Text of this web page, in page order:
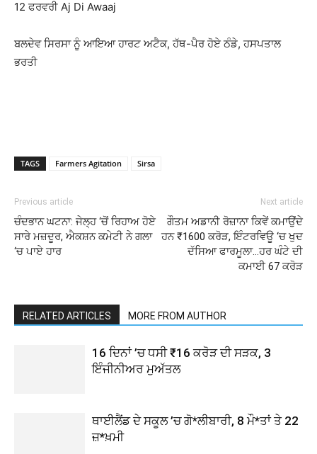
12 ਫਰਵਰੀ Aj Di Awaaj
ਬਲਦੇਵ ਸਿਰਸਾ ਨੂੰ ਆਇਆ ਹਾਰਟ ਅਟੈਕ, ਹੱਥ-ਪੈਰ ਹੋਏ ਠੰਡੇ, ਹਸਪਤਾਲ
ਭਰਤੀ
TAGS Farmers Agitation Sirsa
Previous article
ਚੰਦਭਾਨ ਘਟਨਾ: ਜੇਲ੍ਹ ‘ਚੋਂ ਰਿਹਾਅ ਹੋਏ
ਸਾਰੇ ਮਜ਼ਦੂਰ, ਐਕਸ਼ਨ ਕਮੇਟੀ ਨੇ ਗਲਾ
‘ਚ ਪਾਏ ਹਾਰ
Next article
ਗੌਤਮ ਅਡਾਨੀ ਰੋਜ਼ਾਨਾ ਕਿਵੇਂ ਕਮਾਉਂਦੇ
ਹਨ ₹1600 ਕਰੋੜ, ਇੰਟਰਵਿਊ ‘ਚ ਖੁਦ
ਦੱਸਿਆ ਫਾਰਮੂਲਾ…ਹਰ ਘੰਟੇ ਦੀ
ਕਮਾਈ 67 ਕਰੋੜ
RELATED ARTICLES MORE FROM AUTHOR
16 ਦਿਨਾਂ ’ਚ ਧਸੀ ₹16 ਕਰੋੜ ਦੀ ਸੜਕ, 3
ਇੰਜੀਨੀਅਰ ਮੁਅੱਤਲ
ਥਾਈਲੈਂਡ ਦੇ ਸਕੂਲ ’ਚ ਗੋ*ਲੀਬਾਰੀ, 8 ਮੌ*ਤਾਂ ਤੇ 22
ਜ਼*ਖ਼ਮੀ